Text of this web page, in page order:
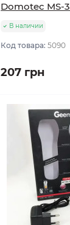
Domotec MS-
В наличии
Код товара:5090
207 грн